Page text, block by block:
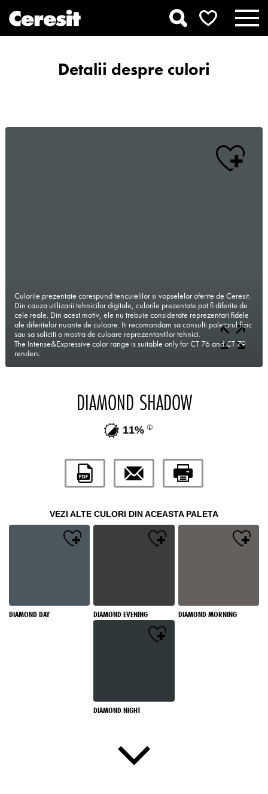
Detalii despre culori
Culorile prezentate corespund tencuielilor si vopselelor oferite de Ceresit.
Din cauza utilizarii tehnicilor digitale, culorile prezentate pot fi diferite de
cele reale. Din acest motiv, ele nu trebuie considerate reprezentari fidele
ale diferitelor nuante de culoare. Iti recomandam sa consulti paletarul fizic
sau sa soliciti o mostra de culoare reprezentantilor tehnici.
The Intense&Expressive color range is suitable only for CT 76 and CT 79
renders.
DIAMOND SHADOW
11%
VEZI ALTE CULORI DIN ACEASTA PALETA
DIAMOND DAY DIAMOND EVENING DIAMOND MORNING
DIAMOND NIGHT